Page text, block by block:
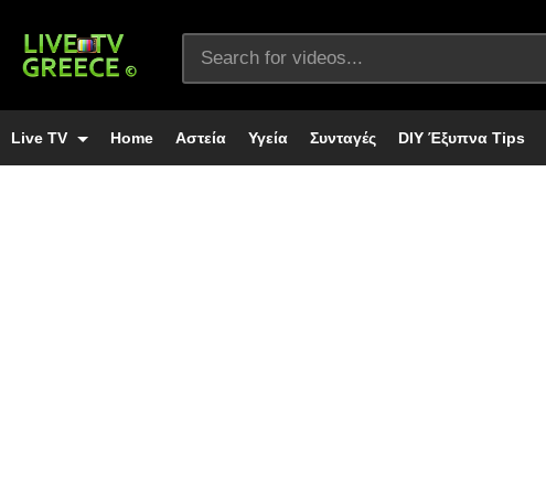
Live TV Home Αστεία Υγεία Συνταγές DIY Έξυπνα Tips